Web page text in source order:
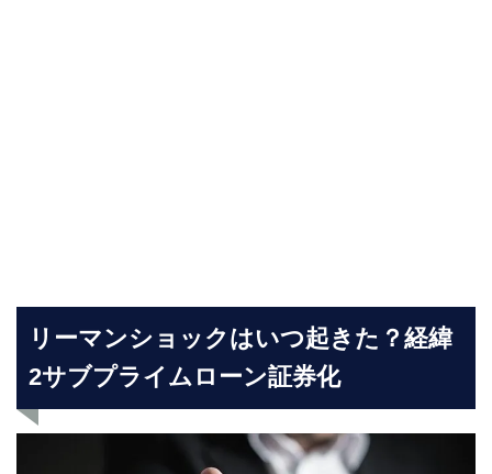
リーマンショックはいつ起きた？経緯
2サブプライムローン証券化